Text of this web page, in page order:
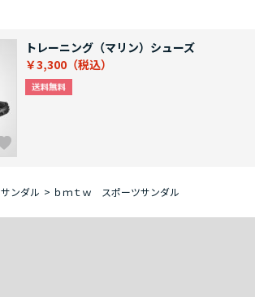
トレーニング（マリン）シューズ
￥3,300
サンダル > ｂｍｔｗ スポーツサンダル